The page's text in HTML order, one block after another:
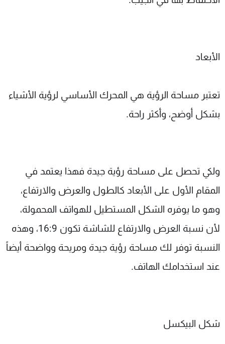
الأبعاد
تعتبر مساحة الرؤية هي المحرك الأساسي لرؤية الأشياء
بشكل أوضح، وأكثر راحة.
ولكي تحصل على مساحة رؤية جيدة فهذا يعتمد في
المقام الأول على الأبعاد كالطول والعرض والارتفاع،
وهو ما يوفره الشكل المستطيل للهواتف المحمولة،
لأن نسبة العرض والارتفاع للشاشة تكون 16:9، وهذه
النسبة توفر لك مساحة رؤية جيدة ومريحة وواضحة أيضاً
عند استخدامك الهاتف.
شكل البيكسل